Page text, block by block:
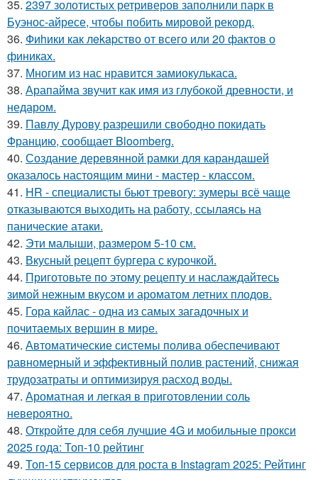
35. 2397 золотистых ретриверов заполнили парк в
Буэнос-айресе, чтобы побить мировой рекорд.
36. Фиhики как лekapство от всего или 20 фактов о
финиках.
37. Многим из нас нравится замиокулькаса.
38. Арапайма звучит как имя из глубокой древности, и
недаром.
39. Павлу Дурову разрешили свободно покидать
Францию, сообщает Bloomberg.
40. Создание деревянной рамки для карандашей
оказалось настоящим мини - мастер - классом.
41. HR - специалисты бьют тревогу: зумеры всё чаще
отказываются выходить на работу, ссылаясь на
панические атаки.
42. Эти малыши, размером 5-10 см.
43. Вкусный рецепт бургера с курочкой.
44. Приготовьте по этому рецепту и наслаждайтесь
зимой нежным вкусом и ароматом летних плодов.
45. Гора кайлас - одна из самых загадочных и
почитаемых вершин в мире.
46. Автоматические системы полива обеспечивают
равномерный и эффективный полив растений, снижая
трудозатраты и оптимизируя расход воды.
47. Ароматная и легкая в приготовлении соль
невероятно.
48. Откройте для себя лучшие 4G и мобильные прокси
2025 года: Топ-10 рейтинг
49. Топ-15 сервисов для роста в Instagram 2025: Рейтинг